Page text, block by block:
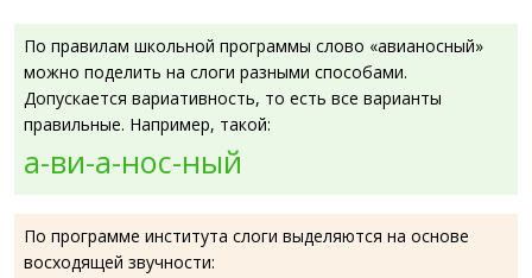
По правилам школьной программы слово «авианосный»
можно поделить на слоги разными способами.
Допускается вариативность, то есть все варианты
правильные. Например, такой:
а-ви-а-нос-ный
По программе института слоги выделяются на основе
восходящей звучности: